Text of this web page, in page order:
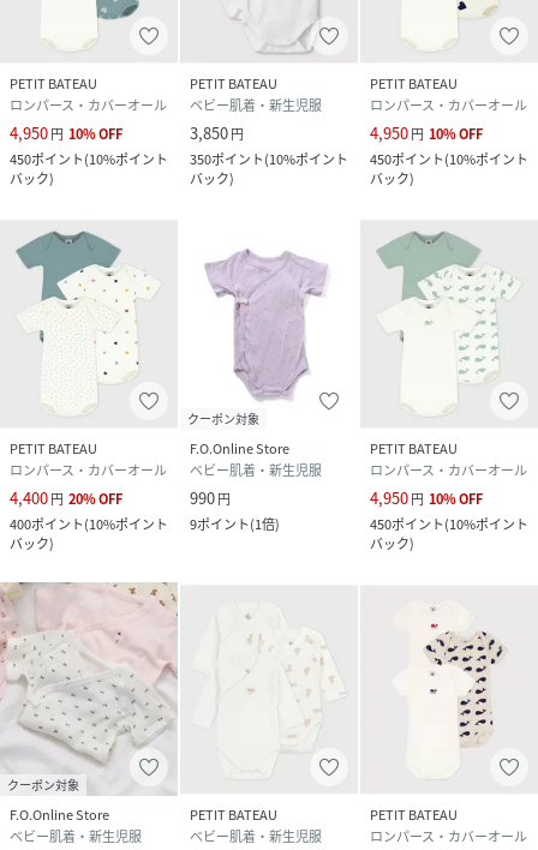
PETIT BATEAU
ロンパース・カバーオール
4,950円 10%OFF
450ポイント(10%ポイント
バック)
PETIT BATEAU
ベビー肌着・新生児服
3,850円
350ポイント(10%ポイント
バック)
PETIT BATEAU
ロンパース・カバーオール
4,950円 10%OFF
450ポイント(10%ポイント
バック)
PETIT BATEAU
ロンパース・カバーオール
4,400円 20%OFF
400ポイント(10%ポイント
バック)
クーポン対象
F.O.Online Store
ベビー肌着・新生児服
990円
9ポイント(1倍)
PETIT BATEAU
ロンパース・カバーオール
4,950円 10%OFF
450ポイント(10%ポイント
バック)
クーポン対象
F.O.Online Store
ベビー肌着・新生児服
PETIT BATEAU
ベビー肌着・新生児服
PETIT BATEAU
ロンパース・カバーオール